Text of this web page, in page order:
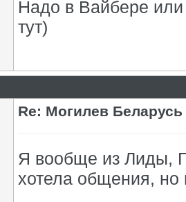
Надо в Вайбере или
тут)
Re: Могилев Беларусь
Я вообще из Лиды,
хотела общения, но